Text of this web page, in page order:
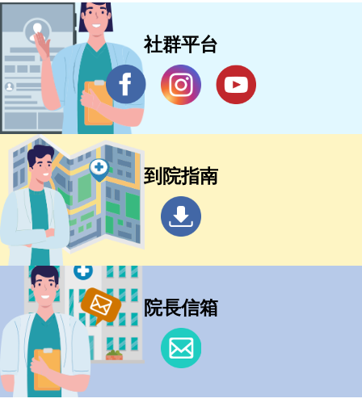
社群平台
到院指南
院長信箱